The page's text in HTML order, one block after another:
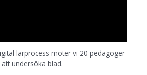
lärprocess möter vi 20 pedagoger
undersöka blad.